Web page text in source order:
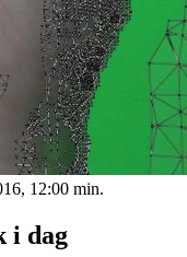
12:00 min.
i dag